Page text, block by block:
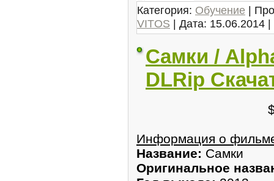
Категория: Обучение |
VITOS | Дата: 15.06.2014 |
Самки /
DLRip
Информация о
Название: Самки
Оригинальное